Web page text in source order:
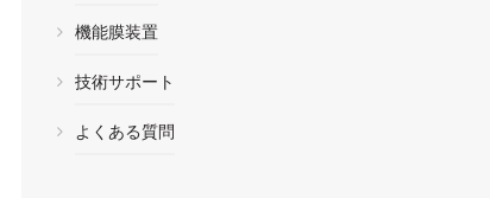
機能膜装置
技術サポート
よくある質問